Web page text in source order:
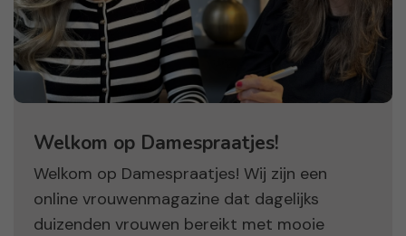
Welkom op Damespraatjes!
Welkom op Damespraatjes! Wij zijn een
online vrouwenmagazine dat dagelijks
duizenden vrouwen bereikt met mooie